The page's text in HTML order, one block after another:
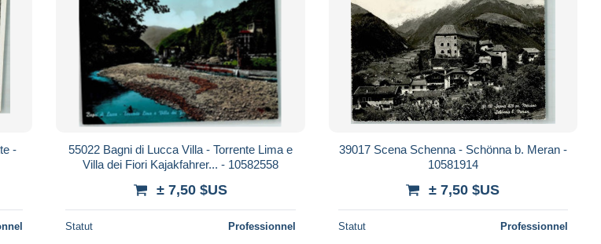
-
55022 Bagni di Lucca Villa - Torrente Lima e
Villa dei Fiori Kajakfahrer... - 10582558
± 7,50 $US
Statut Professionnel
39017 Scena Schenna - Schönna b. Meran -
10581914
± 7,50 $US
Statut Professionnel